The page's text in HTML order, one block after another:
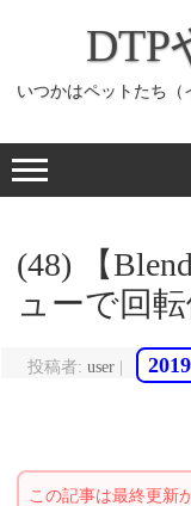
ッ
プ
DTP
いつかはペットたち
(48) 【
ューで回転
投稿者: user
この記事は最終更新